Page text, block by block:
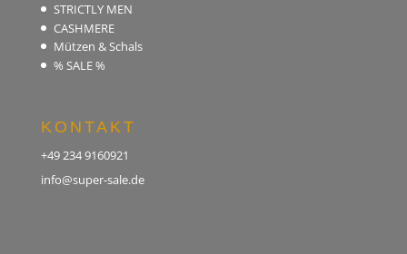
STRICTLY MEN
CASHMERE
Mützen & Schals
% SALE %
KONTAKT
+49 234 9160921
info@super-sale.de